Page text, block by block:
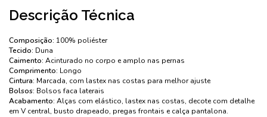
Descrição Técnica
Composição: 100% poliéster
Tecido: Duna
Caimento: Acinturado no corpo e amplo nas pernas
Comprimento: Longo
Cintura: Marcada, com lastex nas costas para melhor ajuste
Bolsos: Bolsos faca laterais
Acabamento: Alças com elástico, lastex nas costas, decote com detalhe
em V central, busto drapeado, pregas frontais e calça pantalona.